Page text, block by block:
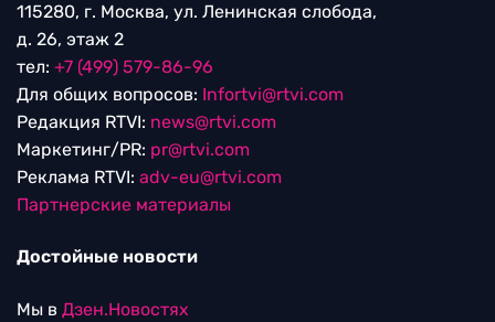
115280, г. Москва, ул. Ленинская слобода,
д. 26, этаж 2
тел: +7 (499) 579-86-96
Для общих вопросов: Infortvi@rtvi.com
Редакция RTVI: news@rtvi.com
Маркетинг/PR: pr@rtvi.com
Реклама RTVI: adv-eu@rtvi.com
Партнерские материалы
Достойные новости
Мы в Дзен.Новостях